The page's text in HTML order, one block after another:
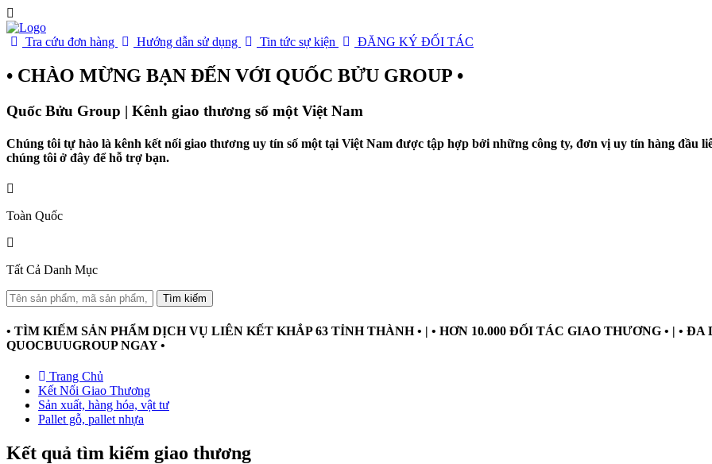
Tra cứu đơn hàng Hướng dẫn sử dụng Tin tức sự kiện ĐĂNG KÝ ĐỐI TÁC
• CHÀO MỪNG BẠN ĐẾN VỚI QUỐC BỬU GROUP •
Quốc Bửu Group | Kênh giao thương số một Việt Nam
Chúng tôi tự hào là kênh kết nối giao thương uy tín số một tại Việt Nam được tập hợp bởi những công ty, đơn vị uy tín hàng đầu
chúng tôi ở đây để hỗ trợ bạn.
Toàn Quốc
Tất Cả Danh Mục
Tìm kiếm
• TÌM KIẾM SẢN PHẨM DỊCH VỤ LIÊN KẾT KHẮP 63 TỈNH THÀNH • | • HƠN 10.000 ĐỐI TÁC GIAO THƯƠNG • | •
QUOCBUUGROUP NGAY •
Trang Chủ
Kết Nối Giao Thương
Sản xuất, hàng hóa, vật tư
Pallet gỗ, pallet nhựa
Kết quả tìm kiếm giao thương